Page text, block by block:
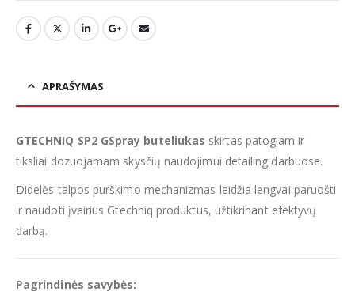
APRAŠYMAS
GTECHNIQ SP2 GSpray buteliukas skirtas patogiam ir
tiksliai dozuojamam skysčių naudojimui detailing darbuose.
Didelės talpos purškimo mechanizmas leidžia lengvai paruošti
ir naudoti įvairius Gtechniq produktus, užtikrinant efektyvų
darbą.
Pagrindinės savybės: